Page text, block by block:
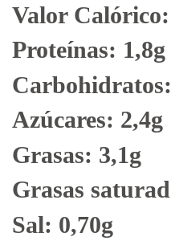
Valor
Proteínas: 1,8g
Azúcares: 2,4g
Grasas: 3,1g
Grasas
Sal: 0,70g